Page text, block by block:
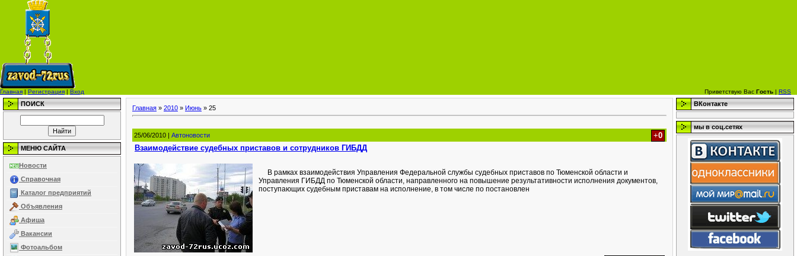
Главная | Регистрация | Вход Приветствую Вас Гость | RSS
ПОИСК
МЕНЮ САЙТА
Новости
Справочная
Каталог предприятий
Объявления
Афиша
Вакансии
Фотоальбом
Главная » 2010 » Июнь » 25
25/06/2010 | Автоновости +0
Взаимодействие судебных приставов и сотрудников ГИБДД
В рамках взаимодействия Управления Федеральной службы судебных приставов по Тюменской области и
Управления ГИБДД по Тюменской области, направленного на повышение результативности исполнения документов,
поступающих судебным приставам на исполнение, в том числе по постановлен
ВКонтакте
мы в соц.сетях